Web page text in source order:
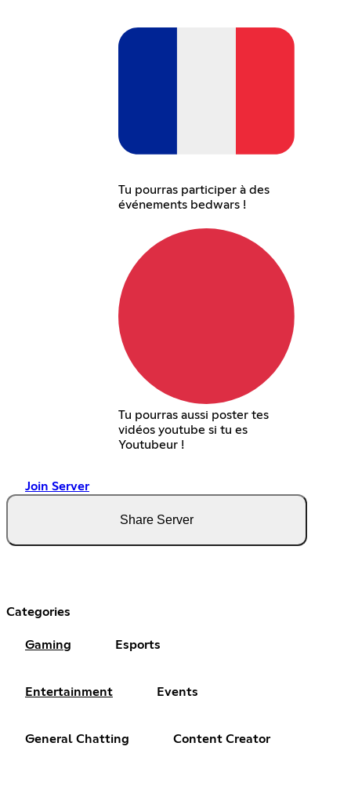
Tu pourras participer à des
événements bedwars !
Tu pourras aussi poster tes
vidéos youtube si tu es
Youtubeur !
Join Server
Share Server
Categories
Gaming Esports
Entertainment Events
General Chatting Content Creator